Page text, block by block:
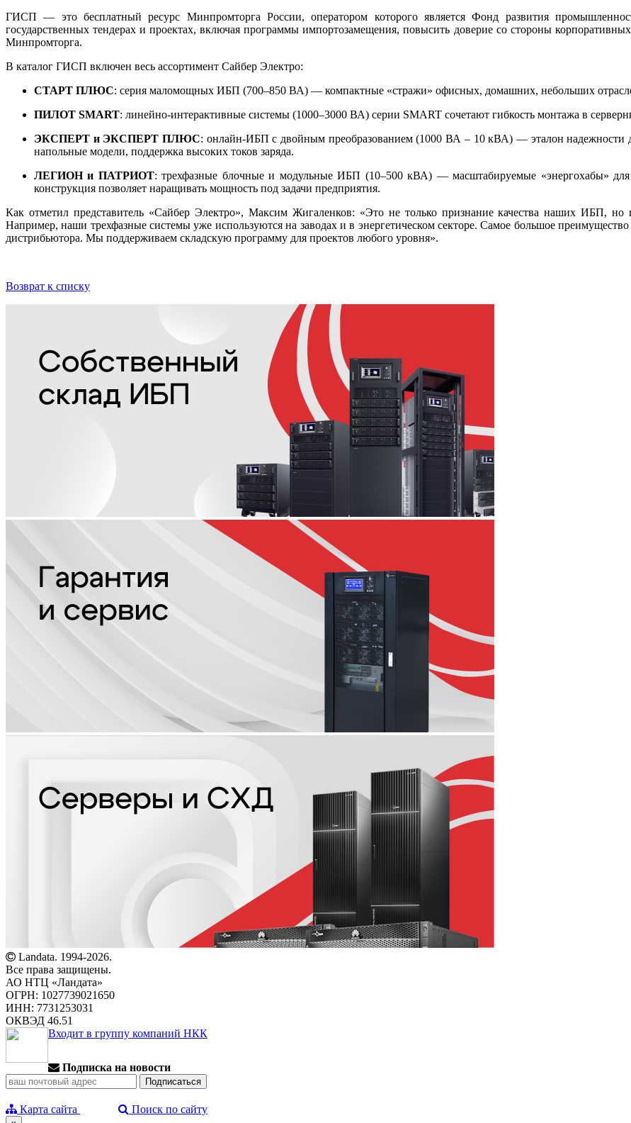
ГИСП — это бесплатный ресурс Минпромторга России, оператором которого является Фонд развития
государственных тендерах и проектах, включая программы импортозамещения, повысить доверие со стороны
Минпромторга.
В каталог ГИСП включен весь ассортимент Сайбер Электро:
СТАРТ ПЛЮС: серия маломощных ИБП (700–850 ВА) — компактные «стражи» офисных, домашних, небольших
ПИЛОТ SMART: линейно-интерактивные системы (1000–3000 ВА) серии SMART сочетают гибкость монтажа в
ЭКСПЕРТ и ЭКСПЕРТ ПЛЮС: онлайн-ИБП с двойным преобразованием (1000 ВА – 10 кВА) — эталон надежности
напольные модели, поддержка высоких токов заряда.
ЛЕГИОН и ПАТРИОТ: трехфазные блочные и модульные ИБП (10–500 кВА) — масштабируемые «энергохабы» для
конструкция позволяет наращивать мощность под задачи предприятия.
Как отметил представитель «Сайбер Электро», Максим Жигаленков: «Это не только признание качества наших ИБП, но
Например, наши трехфазные системы уже используются на заводах и в энергетическом секторе. Самое большое
дистрибьютора. Мы поддерживаем складскую программу для проектов любого уровня».
Возврат к списку
Landata. 1994-2026.
Все права защищены.
АО НТЦ «Ландата»
ОГРН: 1027739021650
ИНН: 7731253031
ОКВЭД 46.51
Входит в группу компаний НКК
Подписка на новости
Карта сайта Поиск по сайту